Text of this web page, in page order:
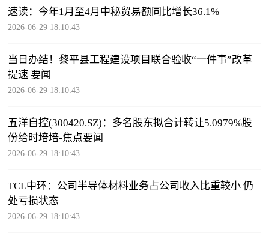
速读：今年1月至4月中秘贸易额同比增长36.1%
2026-06-29 18:10:43
当日办结！黎平县工程建设项目联合验收“一件事”改革
提速 要闻
2026-06-29 18:10:43
五洋自控(300420.SZ)：多名股东拟合计转让5.0979%股
份给时培培-焦点要闻
2026-06-29 18:10:43
TCL中环：公司半导体材料业务占公司收入比重较小 仍
处亏损状态
2026-06-29 18:10:43